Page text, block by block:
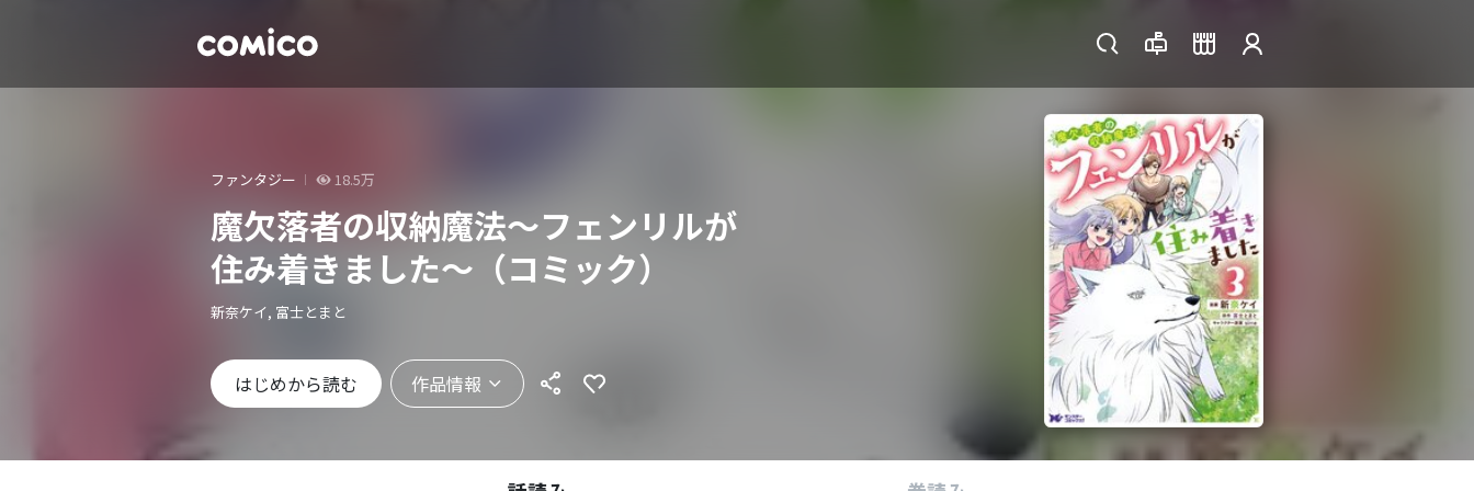
ファンタジー 18.5万
魔欠落者の収納魔法～フェンリルが
住み着きました～（コミック）
新奈ケイ, 富士とまと
はじめから読む 作品情報